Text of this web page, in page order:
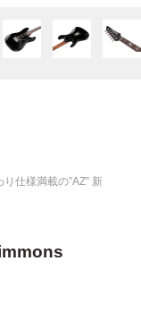
仕様満載の”AZ” 新